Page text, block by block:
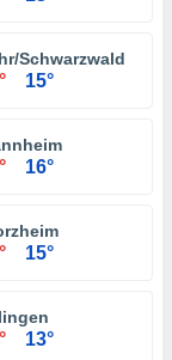
Schwarzwald
15°
16°
15°
13°